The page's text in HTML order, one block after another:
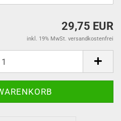
29,75 EUR
inkl. 19% MwSt. versandkostenfrei